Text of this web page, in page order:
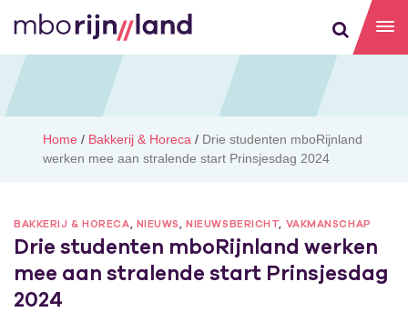
Home / Bakkerij & Horeca / Drie studenten mboRijnland
werken mee aan stralende start Prinsjesdag 2024
BAKKERIJ & HORECA NIEUWS ,NIEUWSBERICHT VAKMANSCHAP
Drie studenten mboRijnland werken
mee aan stralende start Prinsjesdag
2024